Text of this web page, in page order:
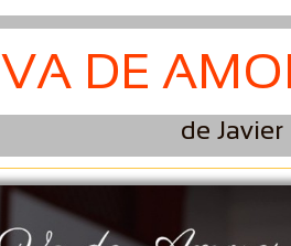
de
VA DE